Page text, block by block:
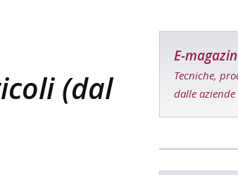
(dal
E-
Tecniche,
dalle aziende